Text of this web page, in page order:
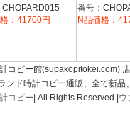
168555-3001
CHOPARD015
：41700円
ディション
3001
番号：
N品価格：
コピー館(supakopitokei.com)
ンド時計コピー通販、全て新
コピー | All Rights Reserved.| ウ